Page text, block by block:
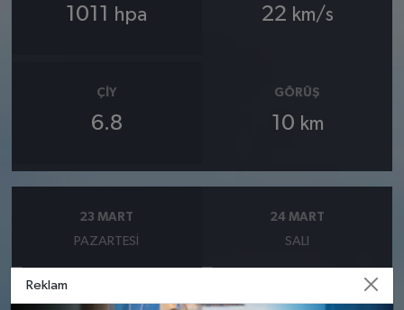
1011 hpa 22 km/s
ÇIY
6.8
GÖRÜŞ
10 km
23 MART
PAZARTESI
24 MART
SALI
Reklam